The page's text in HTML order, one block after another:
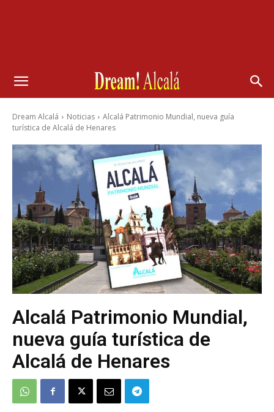
Dream Alcalá Noticias
Alcalá Patrimonio Mundial, nueva guía
turística de Alcalá de Henares
Alcalá Patrimonio Mundial,
nueva guía turística de
Alcalá de Henares